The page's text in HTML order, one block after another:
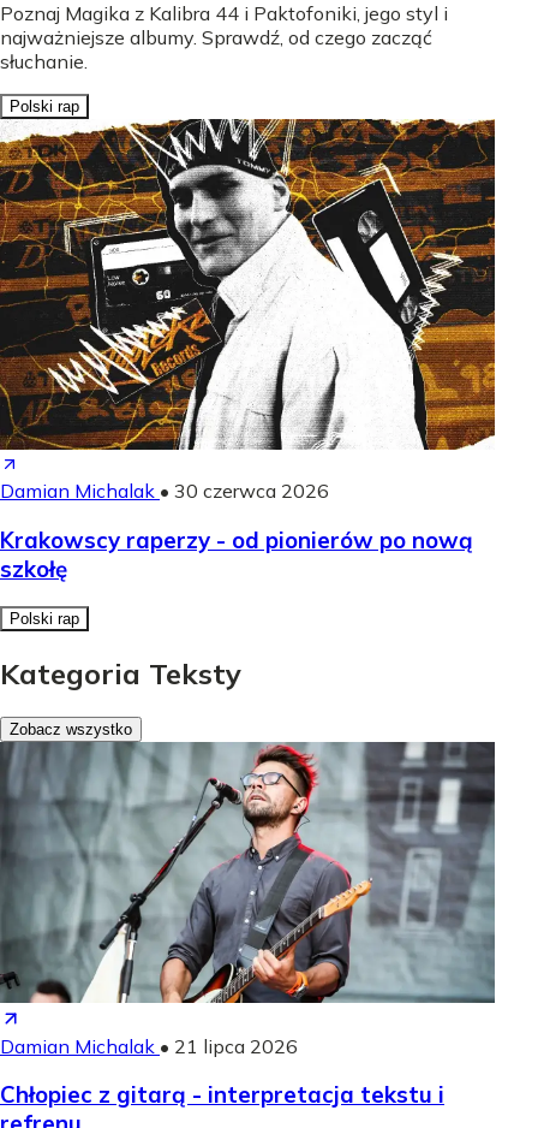
Poznaj Magika z Kalibra 44 i Paktofoniki, jego styl i
najważniejsze albumy. Sprawdź, od czego zacząć
słuchanie.
Polski rap
Damian Michalak • 30 czerwca 2026
Krakowscy raperzy - od pionierów po nową
szkołę
Polski rap
Kategoria Teksty
Zobacz wszystko
Damian Michalak • 21 lipca 2026
Chłopiec z gitarą - interpretacja tekstu i